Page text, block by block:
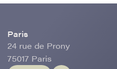
Paris
24 rue de Prony
75017 Paris